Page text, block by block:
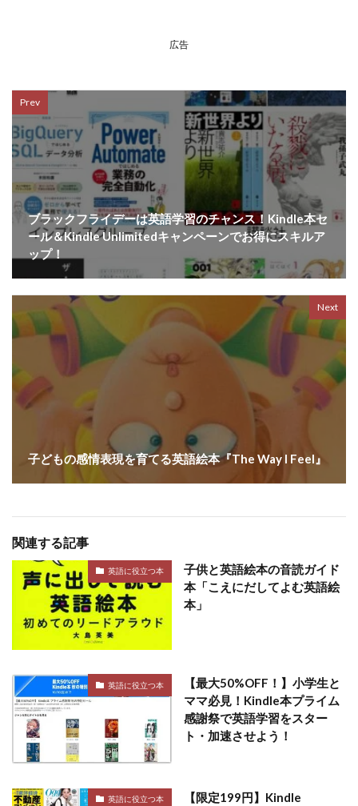
広告
Prev
ブラックフライデーは英語学習のチャンス！Kindle本セ
ール＆Kindle Unlimitedキャンペーンでお得にスキルア
ップ！
Next
子どもの感情表現を育てる英語絵本『The Way I Feel』
関連する記事
英語に役立つ本
子供と英語絵本の音読ガイド
本「こえにだしてよむ英語絵
本」
英語に役立つ本
【最大50%OFF！】小学生と
ママ必見！Kindle本プライム
感謝祭で英語学習をスター
ト・加速させよう！
英語に役立つ本
【限定199円】Kindle